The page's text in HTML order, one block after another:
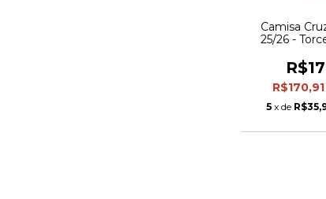
Camisa
25/26 -
R$170,91
5 x de